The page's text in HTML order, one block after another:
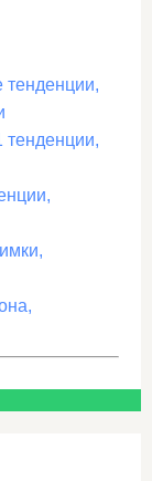
тенденции,
тенденции,